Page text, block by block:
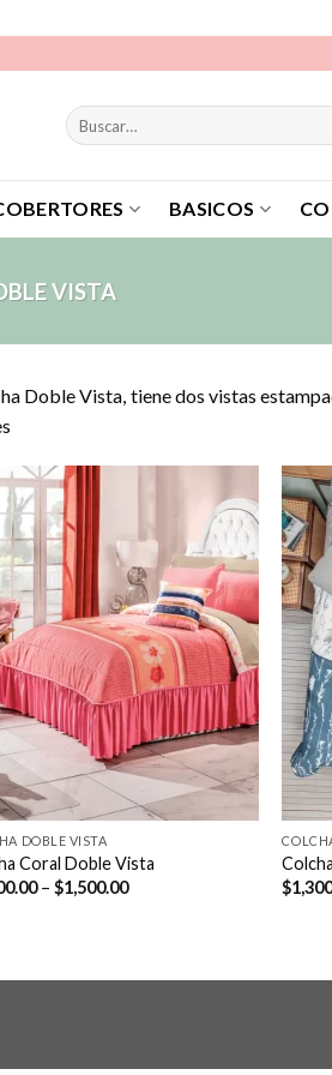
Buscar
por:
BASICOS
VISTA
Doble Vista, tiene dos vistas
DOBLE VISTA
Coral Doble Vista
– $1,500.00Price
$